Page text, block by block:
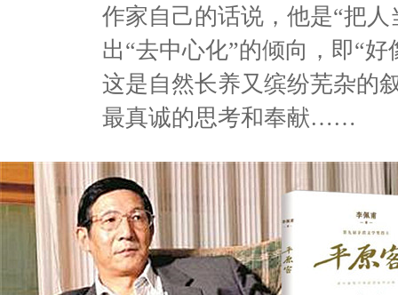
作家自己的话说，他是“把
出“去中心化”的倾向，即“
这是自然长养又缤纷芜杂的
最真诚的思考和奉献……